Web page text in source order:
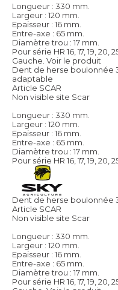
Longueur : 330 mm.
Largeur : 120 mm.
Epaisseur : 16 mm.
Entre-axe : 65 mm.
Diamètre trou : 17 mm.
Pour série HR 16, 17, 19, 20,
Gauche. Voir le produit
Dent de herse boulonnée
adaptable
Article SCAR
Non visible site Scar
Longueur : 330 mm.
Largeur : 120 mm.
Epaisseur : 16 mm.
Entre-axe : 65 mm.
Diamètre trou : 17 mm.
Pour série HR 16, 17, 19, 20,
Dent de herse boulonnée
Article SCAR
Non visible site Scar
Longueur : 330 mm.
Largeur : 120 mm.
Epaisseur : 16 mm.
Entre-axe : 65 mm.
Diamètre trou : 17 mm.
Pour série HR 16, 17, 19, 20,